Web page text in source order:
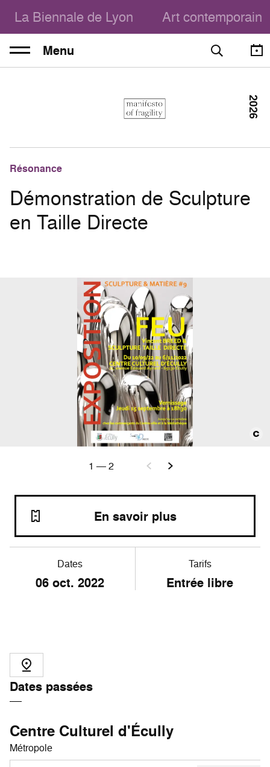
La Biennale de Lyon Art contemporain
Menu
Résonance
Démonstration de Sculpture
en Taille Directe
2026
Dates
06 oct. 2022
Tarifs
Entrée libre
En savoir plus
1 —2
Dates passées
Centre Culturel d'Écully
Métropole